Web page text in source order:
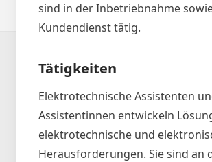
sind in der Inbetriebnahme
Kundendienst tätig.
Tätigkeiten
Elektrotechnische Assistenten
Assistentinnen entwickeln
elektrotechnische und
Herausforderungen. Sie sind an